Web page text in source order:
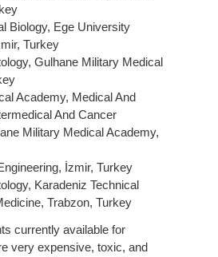
Biology, Ege University
Turkey
Gulhane Military Medical
Academy, Medical And
And Cancer
Military Medical Academy,
İzmir, Turkey
Karadeniz Technical
Trabzon, Turkey
currently available for
very expensive, toxic, and